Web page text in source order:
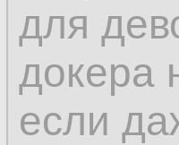
для
докера
если